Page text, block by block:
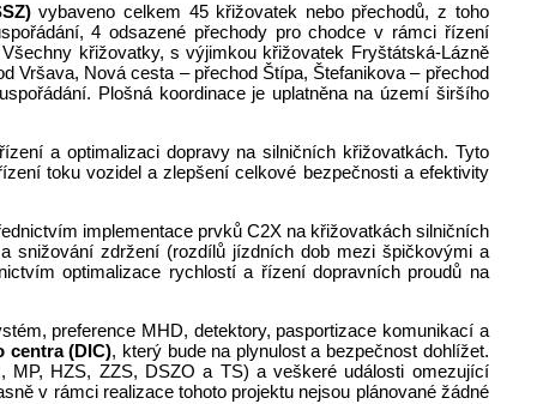
vybaveno celkem 45 křižovatek nebo přechodů, z toho
4 odsazené přechody pro chodce v rámci řízení
křižovatky, s výjimkou křižovatek Fryštátská-Lázně
Vršava, Nová cesta – přechod Štípa, Štefanikova – přechod
Plošná koordinace je uplatněna na území širšího
a optimalizaci dopravy na silničních křižovatkách. Tyto
toku vozidel a zlepšení celkové bezpečnosti a efektivity
implementace prvků C2X na křižovatkách silničních
snižování zdržení (rozdílů jízdních dob mezi špičkovými a
optimalizace rychlostí a řízení dopravních proudů na
preference MHD, detektory, pasportizace komunikací a
centra (DIC), který bude na plynulost a bezpečnost dohlížet.
HZS, ZZS, DSZO a TS) a veškeré události omezující
v rámci realizace tohoto projektu nejsou plánované žádné